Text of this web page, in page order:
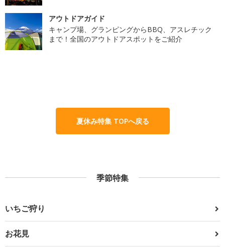
アウトドアガイド
キャンプ場、グランピングからBBQ、アスレチック
まで！全国のアウトドアスポットをご紹介
夏休み特集 TOPへ戻る
季節特集
いちご狩り
お花見